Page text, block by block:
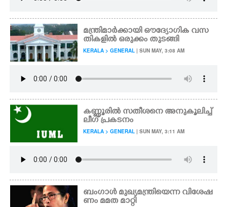
മന്ത്രിമാർക്കായി ഔദ്യോഗിക വസ
തികളിൽ ഒരുക്കം തുടങ്ങി
KERALA > GENERAL | SUN MAY, 3:08 AM
കണ്ണൂരിൽ സതീശനെ അനുകൂലിച്ച്
ലീഗ് പ്രകടനം
KERALA > GENERAL | SUN MAY, 3:11 AM
ബംഗാൾ മുഖ്യമന്ത്രിയെന്ന വിശേഷ
ണം മമത മാറ്റി